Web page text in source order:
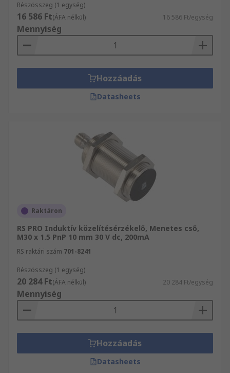
Részösszeg (1 egység)
16 586 Ft(ÁFA nélkül) 16 586 Ft/egység
Mennyiség
Hozzáadás
Datasheets
Raktáron
RS PRO Induktív közelítésérzékelő, Menetes cső,
M30 x 1.5 PnP 10 mm 30 V dc, 200mA
RS raktári szám 701-8241
Részösszeg (1 egység)
20 284 Ft(ÁFA nélkül) 20 284 Ft/egység
Mennyiség
Hozzáadás
Datasheets